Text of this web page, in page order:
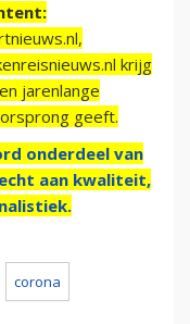
krijg
jarenlange
geeft.
onderdeel van
aan kwaliteit,
corona